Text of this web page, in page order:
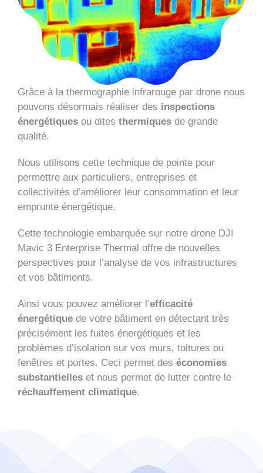
Grâce à la thermographie infrarouge par drone nous
pouvons désormais réaliser des inspections
énergétiquesou dites thermiquesde grande
qualité.
Nous utilisons cette technique de pointe pour
permettre aux particuliers, entreprises et
collectivités d’améliorer leur consommation et leur
emprunte énergétique.
Cette technologie embarquée sur notre drone DJI
Mavic 3 Enterprise Thermal offre de nouvelles
perspectives pour l’analyse de vos infrastructures
et vos bâtiments.
Ainsi vous pouvez améliorer l’efficacité
énergétiquede votre bâtiment en détectant très
précisément les fuites énergétiques et les
problèmes d’isolation sur vos murs, toitures ou
fenêtres et portes. Ceci permet des économies
substantielleset nous permet de lutter contre le
réchauffement climatique.